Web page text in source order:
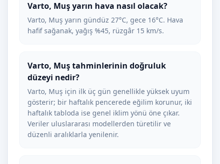
Varto, Muş yarın hava nasıl olacak?
Varto, Muş yarın gündüz 27°C, gece 16°C. Hava
hafif sağanak, yağış %45, rüzgâr 15 km/s.
Varto, Muş tahminlerinin doğruluk
düzeyi nedir?
Varto, Muş için ilk üç gün genellikle yüksek uyum
gösterir; bir haftalık pencerede eğilim korunur, iki
haftalık tabloda ise genel iklim yönü öne çıkar.
Veriler uluslararası modellerden türetilir ve
düzenli aralıklarla yenilenir.